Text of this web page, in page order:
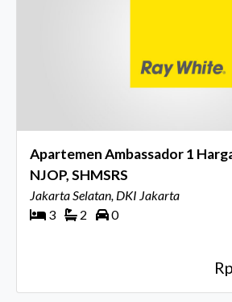
Apartemen Ambassador 1
NJOP, SHMSRS
Jakarta Selatan, DKI Jakarta
3
2 0